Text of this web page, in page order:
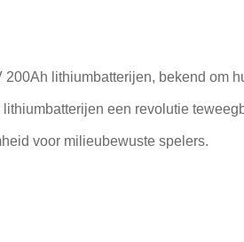
lithiumbatterijen, bekend om
een revolutie
voor milieubewuste spelers.